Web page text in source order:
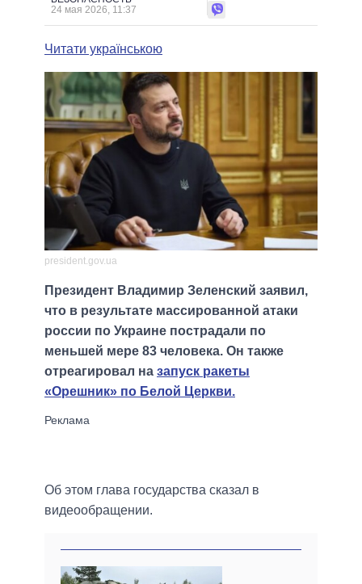
24 мая 2026, 11:37
Читати українською
president.gov.ua
Президент Владимир Зеленский заявил,
что в результате массированной атаки
россии по Украине пострадали по
меньшей мере 83 человека. Он также
отреагировал на запуск ракеты
«Орешник» по Белой Церкви.
Об этом глава государства сказал в
видеообращении.